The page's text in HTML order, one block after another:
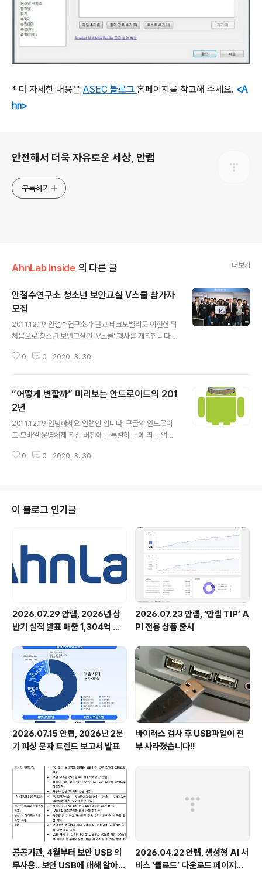
* 더 자세한 내용은 ASEC 블로그 홈페이지를 참고해 주세요. <A
hn>
안전해서 더욱 자유로운 세상, 안랩
구독하기
AhnLab Inside 의 다른 글 더보기
안철수연구소 청소년 보안교실 V스쿨 참가자
모집
2011.12.19 안철수연구소가 판교 테크노벨리로 이전한 뒤
처음으로 청소년 보안교실인 'V스쿨' 행사를 개최합니다.
그치지 않고, 청소년들이 직접 자신들의 목소리를 내며 적
다. 아래 내용을 참고하셔서 보안과 IT세상에 관심있는 많
은 청소년들의 신청 바랍니다! 1. 일시 2012년 1월 17일
(화) 오전 9:30~오후 5시 2. 장소 경기도 성남시 분당구
삼평동 673 안철수연구소 판교사옥 약도 http://blogsa
bo.ahnlab.com/926 3. 참가 신청 -참가 자격 : 보안과
인터넷 세상에 관심있는 중고등학생 누구나 -..
0 0 2020. 3. 30.
“어떻게 변할까” 미리보는 안드로이드의 201
2년
2011.12.19 안녕하세요 안랩인 입니다. 구글의 안드로이
드 모바일 운영체제 최신 버전에는 특별히 눈에 띄는 업데
2년에는 원하는 것을 얻을 수 있을 전망입니다. 향상된 그
이드의 최신 주요 업데이트인 안드로이드 4.0, 즉 아이스
크림 샌드위치는 삼성 갤럭시 넥서스에 탑재되어 제공되
며, 다른 스마트폰과 태블릿들도 곧 업데이트를 하게 될 것
입니다. 그러나 아이스크림 샌드위치라는 최신 버전에도
불구하고 사용자들은 더 앞을 내다봅니다. 안드로이드는
이미 셀 수 없이 많은 무선 사업자..
0 0 2020. 3. 30.
이 블로그 인기글
2026.07.29 안랩, 2026년 상
반기 실적 발표 매출 1,304억 원,
2026.07.23 안랩, ‘안랩 TIP’ A
PI 전용 상품 출시
2026.07.15 안랩, 2026년 2분
기 피싱 문자 트렌드 보고서 발표
바이러스 검사 후 USB파일이 전
부 사라졌습니다!!
공공기관, 4월부터 보안 USB 의
무사용.. 보안 USB에 대해 알아봅
2026.04.22 안랩, 생성형 AI 서
비스 ‘클로드’ 다운로드 페이지로